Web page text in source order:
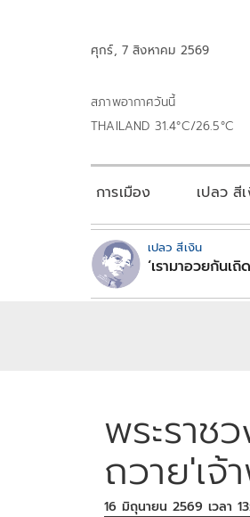
ศุกร์, 7 สิงหาคม 2569
สภาพอากาศวันนี้
THAILAND 31.4°C/26.5°C
การเมือง เปลว สี
เปลว สีเงิน
‘เรามาอวยกันเถิ
พระราช
ถวาย'เ
16 มิถุนายน 2569 เวลา